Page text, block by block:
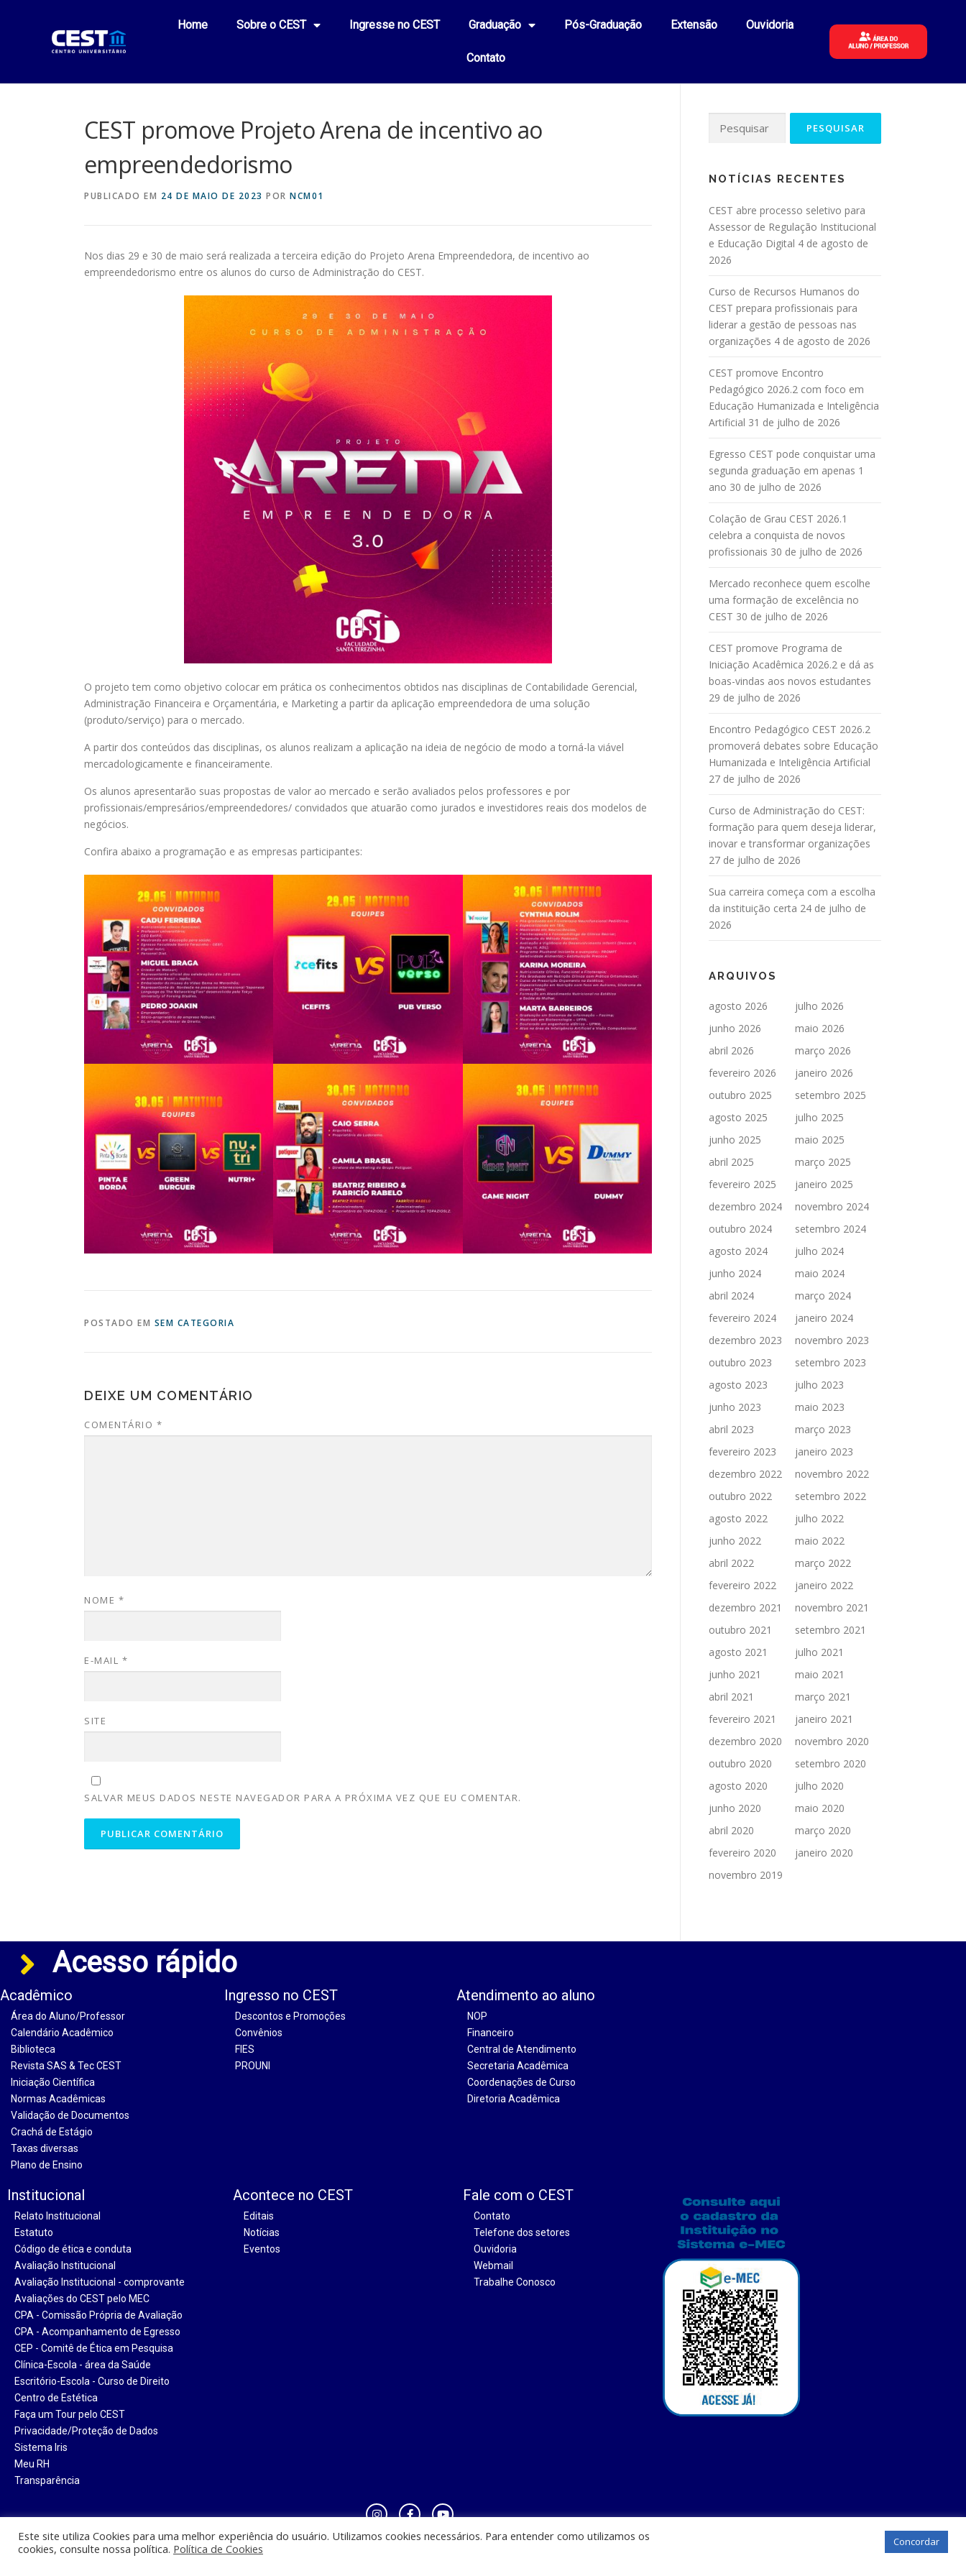
Home Sobre o CEST Ingresse no CEST Graduação Pós-Graduação Extensão Ouvidoria
Contato
CEST promove Projeto Arena de incentivo ao
empreendedorismo
PUBLICADO EM 24 DE MAIO DE 2023 POR NCM01
Nos dias 29 e 30 de maio será realizada a terceira edição do Projeto Arena Empreendedora, de incentivo ao
empreendedorismo entre os alunos do curso de Administração do CEST.
O projeto tem como objetivo colocar em prática os conhecimentos obtidos nas disciplinas de Contabilidade Gerencial,
Administração Financeira e Orçamentária, e Marketing a partir da aplicação empreendedora de uma solução
(produto/serviço) para o mercado.
A partir dos conteúdos das disciplinas, os alunos realizam a aplicação na ideia de negócio de modo a torná-la viável
mercadologicamente e financeiramente.
Os alunos apresentarão suas propostas de valor ao mercado e serão avaliados pelos professores e por
profissionais/empresários/empreendedores/ convidados que atuarão como jurados e investidores reais dos modelos de
negócios.
Confira abaixo a programação e as empresas participantes:
POSTADO EM SEM CATEGORIA
DEIXE UM COMENTÁRIO
COMENTÁRIO *
NOME *
E-MAIL *
SITE
SALVAR MEUS DADOS NESTE NAVEGADOR PARA A PRÓXIMA VEZ QUE EU COMENTAR.
NOTÍCIAS RECENTES
CEST abre processo seletivo para
Assessor de Regulação Institucional
e Educação Digital 4 de agosto de
2026
Curso de Recursos Humanos do
CEST prepara profissionais para
liderar a gestão de pessoas nas
organizações 4 de agosto de 2026
CEST promove Encontro
Pedagógico 2026.2 com foco em
Educação Humanizada e Inteligência
Artificial 31 de julho de 2026
Egresso CEST pode conquistar uma
segunda graduação em apenas 1
ano 30 de julho de 2026
Colação de Grau CEST 2026.1
celebra a conquista de novos
profissionais 30 de julho de 2026
Mercado reconhece quem escolhe
uma formação de excelência no
CEST 30 de julho de 2026
CEST promove Programa de
Iniciação Acadêmica 2026.2 e dá as
boas-vindas aos novos estudantes
29 de julho de 2026
Encontro Pedagógico CEST 2026.2
promoverá debates sobre Educação
Humanizada e Inteligência Artificial
27 de julho de 2026
Curso de Administração do CEST:
formação para quem deseja liderar,
inovar e transformar organizações
27 de julho de 2026
Sua carreira começa com a escolha
da instituição certa 24 de julho de
2026
ARQUIVOS
agosto 2026
julho 2026
junho 2026
maio 2026
abril 2026
março 2026
fevereiro 2026
janeiro 2026
outubro 2025
setembro 2025
agosto 2025
julho 2025
junho 2025
maio 2025
abril 2025
março 2025
fevereiro 2025
janeiro 2025
dezembro 2024
novembro 2024
outubro 2024
setembro 2024
agosto 2024
julho 2024
junho 2024
maio 2024
abril 2024
março 2024
fevereiro 2024
janeiro 2024
dezembro 2023
novembro 2023
outubro 2023
setembro 2023
agosto 2023
julho 2023
junho 2023
maio 2023
abril 2023
março 2023
fevereiro 2023
janeiro 2023
dezembro 2022
novembro 2022
outubro 2022
setembro 2022
agosto 2022
julho 2022
junho 2022
maio 2022
abril 2022
março 2022
fevereiro 2022
janeiro 2022
dezembro 2021
novembro 2021
outubro 2021
setembro 2021
agosto 2021
julho 2021
junho 2021
maio 2021
abril 2021
março 2021
fevereiro 2021
janeiro 2021
dezembro 2020
novembro 2020
outubro 2020
setembro 2020
agosto 2020
julho 2020
junho 2020
maio 2020
abril 2020
março 2020
fevereiro 2020
janeiro 2020
novembro 2019
Acesso rápido
Acadêmico
Área do Aluno/Professor
Calendário Acadêmico
Biblioteca
Revista SAS & Tec CEST
Iniciação Científica
Normas Acadêmicas
Validação de Documentos
Crachá de Estágio
Taxas diversas
Plano de Ensino
Ingresso no CEST
Descontos e Promoções
Convênios
FIES
PROUNI
Atendimento ao aluno
NOP
Financeiro
Central de Atendimento
Secretaria Acadêmica
Coordenações de Curso
Diretoria Acadêmica
Institucional
Relato Institucional
Estatuto
Código de ética e conduta
Avaliação Institucional
Avaliação Institucional - comprovante
Avaliações do CEST pelo MEC
CPA - Comissão Própria de Avaliação
CPA - Acompanhamento de Egresso
CEP - Comitê de Ética em Pesquisa
Clínica-Escola - área da Saúde
Escritório-Escola - Curso de Direito
Centro de Estética
Faça um Tour pelo CEST
Privacidade/Proteção de Dados
Sistema Iris
Meu RH
Transparência
Acontece no CEST
Editais
Notícias
Eventos
Fale com o CEST
Contato
Telefone dos setores
Ouvidoria
Webmail
Trabalhe Conosco
Este site utiliza Cookies para uma melhor experiência do usuário. Utilizamos cookies necessários. Para entender como utilizamos os
cookies, consulte nossa política. Política de Cookies Concordar